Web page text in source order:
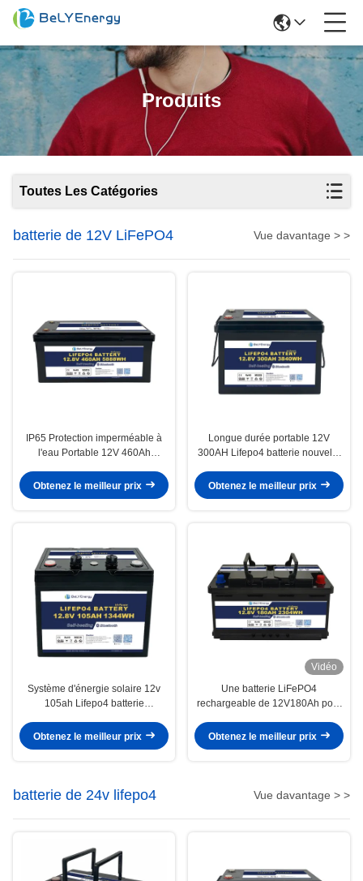
Produits
Toutes Les Catégories
batterie de 12V LiFePO4 Vue davantage > >
IP65 Protection imperméable à
l'eau Portable 12V 460Ah
vie pour camping-car
Obtenez le meilleur prix
Longue durée portable 12V
300AH Lifepo4 batterie nouvelle
de vie
Obtenez le meilleur prix
Système d'énergie solaire 12v
105ah Lifepo4 batterie
CAN RS485
Obtenez le meilleur prix
Vidéo
Une batterie LiFePO4
rechargeable de 12V180Ah pour
Obtenez le meilleur prix
batterie de 24v lifepo4 Vue davantage > >